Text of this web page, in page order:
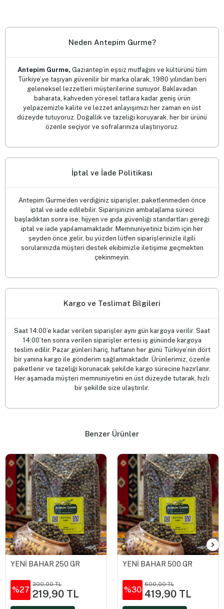
Neden Antepim Gurme?
Antepim Gurme, Gaziantep’in eşsiz mutfağını ve kültürünü tüm
Türkiye’ye taşıyan güvenilir bir marka olarak, 1980 yılından beri
geleneksel lezzetleri müşterilerine sunuyor. Baklavadan
baharata, kahveden yöresel tatlara kadar geniş ürün
yelpazemizle kalite ve lezzet anlayışımızı her zaman en üst
düzeyde tutuyoruz. Doğallık ve tazeliği koruyarak, her bir ürünü
özenle seçiyor ve sofralarınıza ulaştırıyoruz.
İptal ve İade Politikası
Antepim Gurme’den verdiğiniz siparişler, paketlenmeden önce
iptal ve iade edilebilir. Siparişinizin ambalajlama süreci
başladıktan sonra ise, hijyen ve gıda güvenliği standartları gereği
iptal ve iade yapılamamaktadır. Memnuniyetiniz bizim için her
şeyden önce gelir, bu yüzden lütfen siparişlerinizle ilgili
sorularınızda müşteri destek ekibimizle iletişime geçmekten
çekinmeyin.
Kargo ve Teslimat Bilgileri
Saat 14:00’e kadar verilen siparişler aynı gün kargoya verilir. Saat
14:00’ten sonra verilen siparişler ertesi iş gününde kargoya
teslim edilir. Pazar günleri hariç, haftanın her günü Türkiye’nin dört
bir yanına kargo ile gönderim sağlanmaktadır. Ürünlerimiz, özenle
paketlenir ve tazeliği korunacak şekilde kargo sürecine hazırlanır.
Her aşamada müşteri memnuniyetini en üst düzeyde tutarak, hızlı
bir şekilde size ulaştırılır.
Benzer Ürünler
YENİ BAHAR 250 GR
%27
300,00 TL
219,90 TL
YENİ BAHAR 500 GR
%30
600,00 TL
419,90 TL